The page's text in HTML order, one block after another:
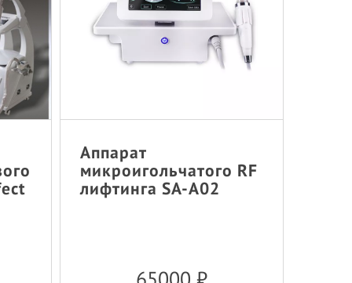
Аппарат
микроигольчатого RF
лифтинга SA-A02